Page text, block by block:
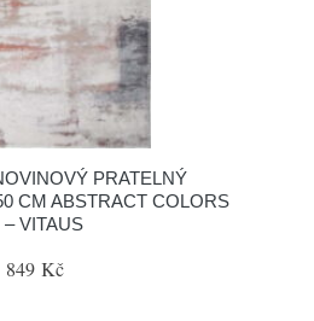
PRATELNÝ
CM ABSTRACT COLORS
– VITAUS
849 Kč